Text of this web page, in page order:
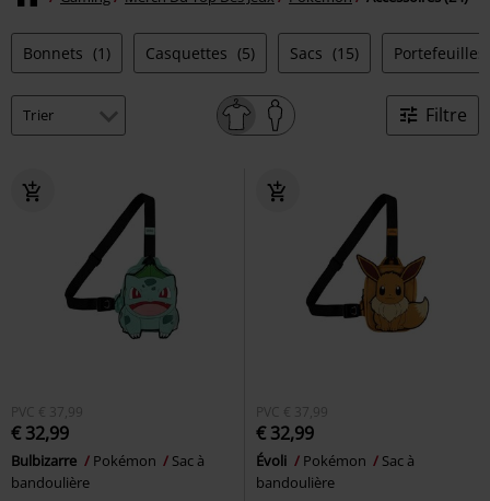
Bonnets (1) Casquettes (5) Sacs (15)
Filtre
PVC € 37,99
€ 32,99
Bulbizarre Pokémon
Sac à
bandoulière
PVC € 37,99
€ 32,99
Évoli Pokémon
Sac à
bandoulière